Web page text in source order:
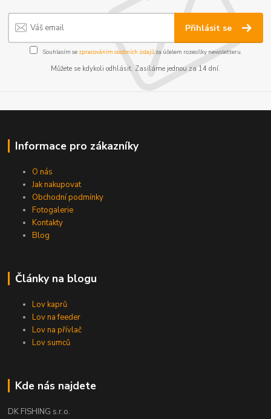
Přihlásit se
Souhlasím se zpracováním osobních údajůza účelem rozesílky newsletteru.
Můžete se kdykoli odhlásit. Zasíláme jednou za 14 dní.
Informace pro zákazníky
O nás
Jak nakupovat
Obchodní podmínky
Fotogalerie
Kontakty
Blog
Články na blogu
Lov kaprů
Lov na feeder
Lov na přívlač
Lov sumců
Kde nás najdete
DK FISHING s.r.o.